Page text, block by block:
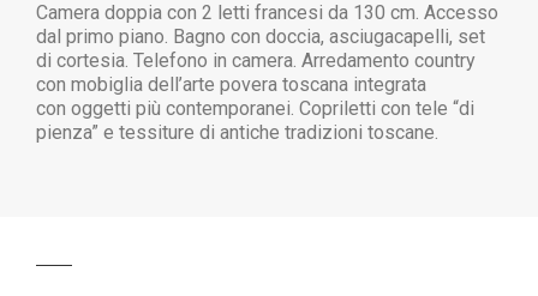
Camera doppia con 2 letti francesi da 130 cm. Accesso
dal primo piano. Bagno con doccia, asciugacapelli, set
di cortesia. Telefono in camera. Arredamento country
con mobiglia dell’arte povera toscana integrata
con oggetti più contemporanei. Copriletti con tele “di
pienza” e tessiture di antiche tradizioni toscane.